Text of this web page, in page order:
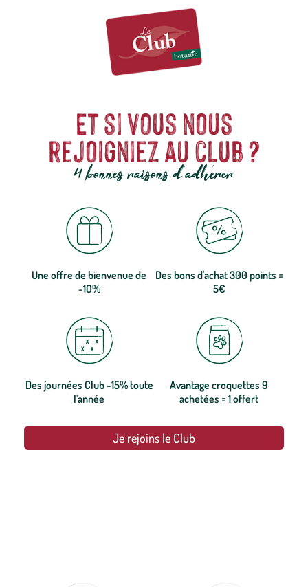
Et si vous nous
rejoigniez au club ?
4 bonnes raisons d'adhérer
Une offre de bienvenue de
-10%
Des bons d'achat 300 points =
5€
Des journées Club -15% toute
l'année
Avantage croquettes 9
achetées = 1 offert
Je rejoins le Club